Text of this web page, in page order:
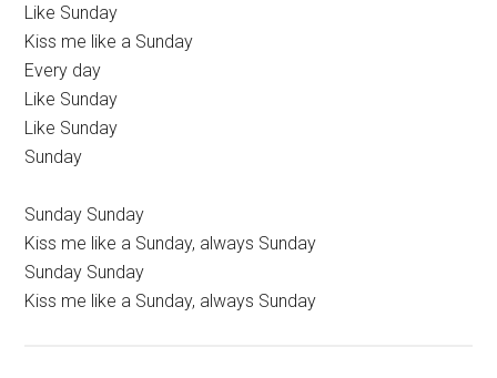
Like Sunday
Kiss me like a Sunday
Every day
Like Sunday
Like Sunday
Sunday
Sunday Sunday
Kiss me like a Sunday, always Sunday
Sunday Sunday
Kiss me like a Sunday, always Sunday